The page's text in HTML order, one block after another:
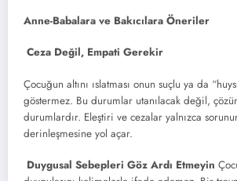
Anne-Babalara ve Bakıcılara Öneriler
Ceza Değil, Empati Gerekir
Çocuğun altını ıslatması onun suçlu ya da
göstermez. Bu durumlar utanılacak değil,
durumlardır. Eleştiri ve cezalar yalnızca
derinleşmesine yol açar.
Duygusal Sebepleri Göz Ardı Etmeyin